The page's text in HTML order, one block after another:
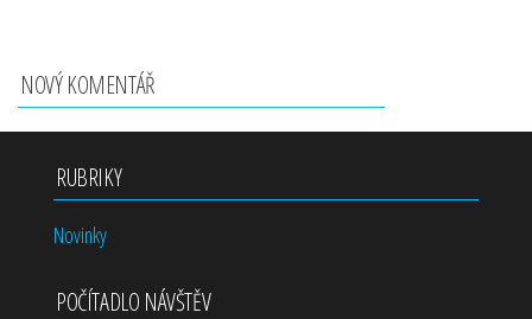
NOVÝ KOMENTÁŘ
RUBRIKY
Novinky
POČÍTADLO NÁVŠTĚV